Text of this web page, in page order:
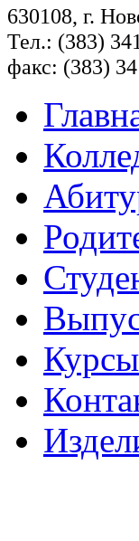
630108, г.
Тел.: (383)
факс: (383)